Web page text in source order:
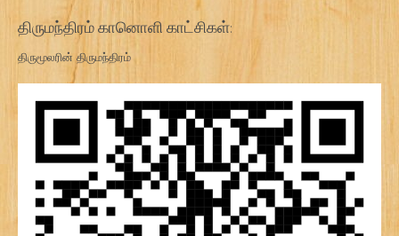
திருமந்திரம் கானொளி காட்சிகள்:
திருமூலரின் திருமந்திரம்